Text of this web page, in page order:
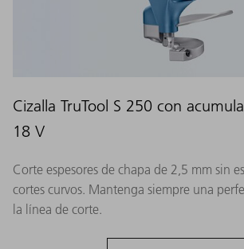
Cizalla TruTool S 250 con
18 V
Corte espesores de chapa de 2,5 mm sin
cortes curvos. Mantenga siempre una
la línea de corte.